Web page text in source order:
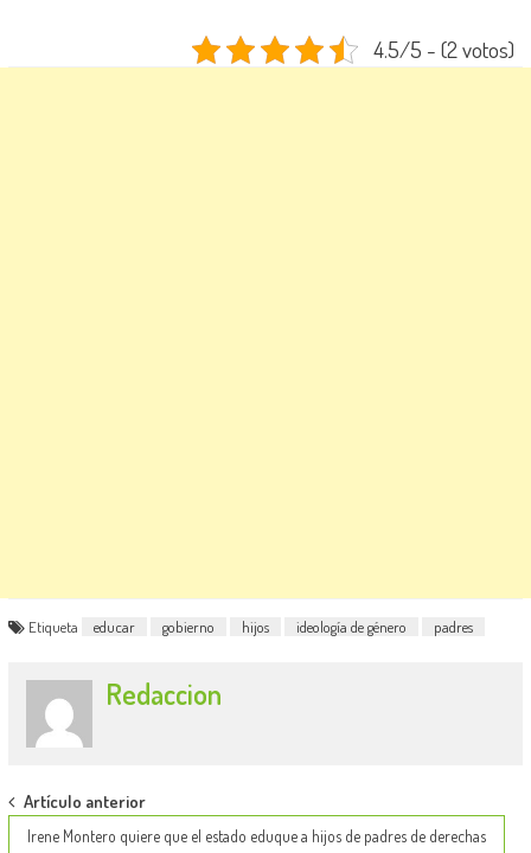
4.5/5 - (2 votos)
Etiqueta educar gobierno hijos ideología de género padres
Redaccion
Post
Artículo anterior
Irene Montero quiere que el estado eduque a hijos de padres de derechas